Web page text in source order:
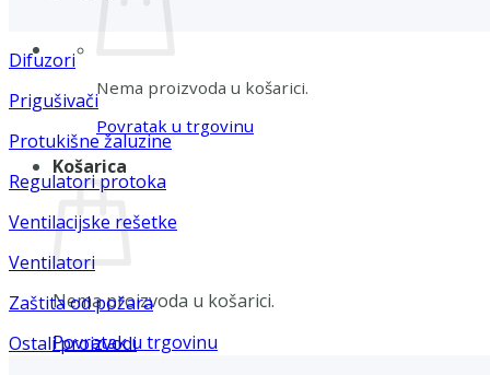
Nema proizvoda u košarici.
Povratak u trgovinu
Košarica
Nema proizvoda u košarici.
Povratak u trgovinu
Difuzori
Prigušivači
Protukišne žaluzine
Regulatori protoka
Ventilacijske rešetke
Ventilatori
Zaštita od požara
Ostali proizvodi